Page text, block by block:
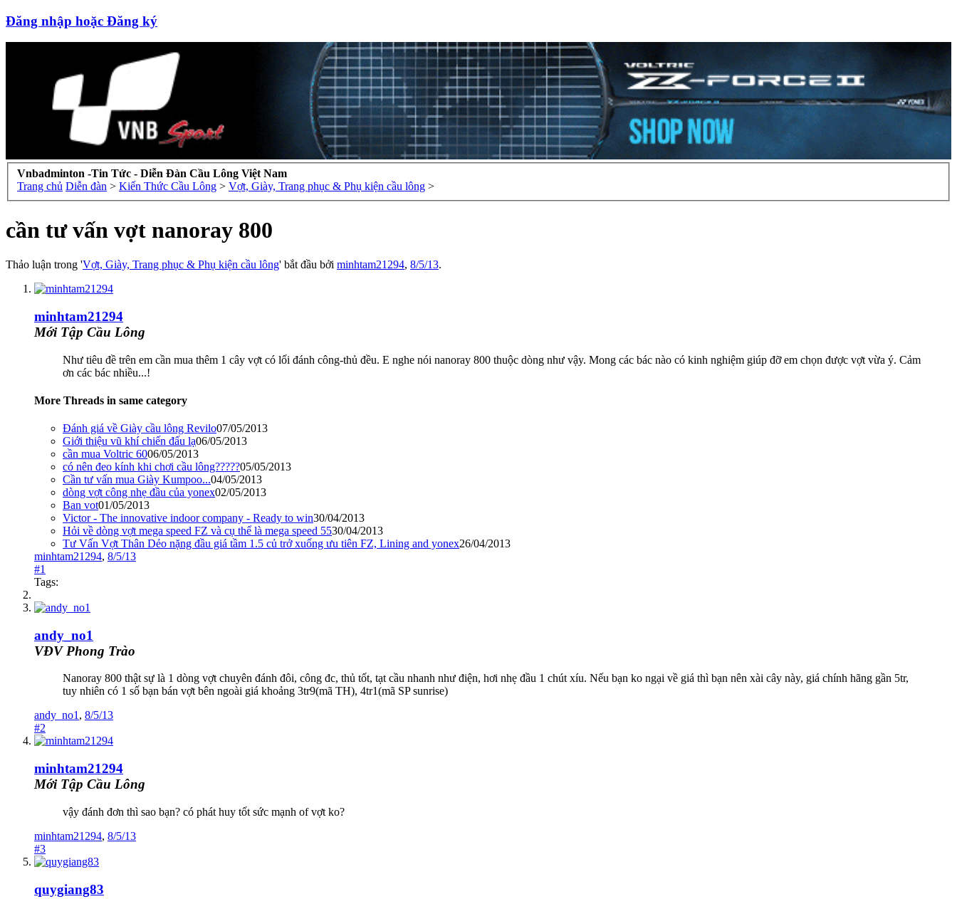
Đăng nhập hoặc Đăng ký
Vnbadminton -Tin Tức - Diễn Đàn Cầu Lông Việt Nam
Trang chủ Diễn đàn > Kiến Thức Cầu Lông > Vợt, Giày, Trang phục & Phụ kiện cầu lông >
cần tư vấn vợt nanoray 800
Thảo luận trong 'Vợt, Giày, Trang phục & Phụ kiện cầu lông' bắt đầu bởi minhtam21294, 8/5/13.
minhtam21294
Mới Tập Cầu Lông
Như tiêu đề trên em cần mua thêm 1 cây vợt có lối đánh công-thủ đều. E nghe nói nanoray 800 thuộc dòng như vậy. Mong các bác nào có kinh nghiệm giúp đỡ em chọn được vợt vừa ý. Cảm
ơn các bác nhiều...!
More Threads in same category
Đánh giá về Giày cầu lông Revilo07/05/2013
Giới thiệu vũ khí chiến đấu lạ06/05/2013
cần mua Voltric 6006/05/2013
có nên đeo kính khi chơi cầu lông?????05/05/2013
Cần tư vấn mua Giày Kumpoo...04/05/2013
dòng vợt công nhẹ đầu của yonex02/05/2013
Ban vot01/05/2013
Victor - The innovative indoor company - Ready to win30/04/2013
Hỏi về dòng vợt mega speed FZ và cụ thể là mega speed 5530/04/2013
Tư Vấn Vợt Thân Dẻo nặng đầu giá tầm 1.5 củ trở xuống ưu tiên FZ, Lining and yonex26/04/2013
minhtam21294, 8/5/13
#1
Tags:
andy_no1
VĐV Phong Trào
Nanoray 800 thật sự là 1 dòng vợt chuyên đánh đôi, công đc, thủ tốt, tạt cầu nhanh như điện, hơi nhẹ đầu 1 chút xíu. Nếu bạn ko ngại về giá thì bạn nên xài cây này, giá chính hãng gần 5tr,
tuy nhiên có 1 số bạn bán vợt bên ngoài giá khoảng 3tr9(mã TH), 4tr1(mã SP sunrise)
andy_no1, 8/5/13
#2
minhtam21294
Mới Tập Cầu Lông
vậy đánh đơn thì sao bạn? có phát huy tốt sức mạnh of vợt ko?
minhtam21294, 8/5/13
#3
quygiang83